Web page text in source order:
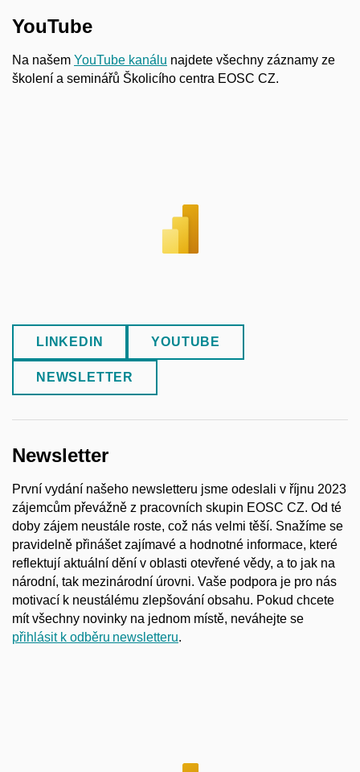
YouTube
Na našem YouTube kanálu najdete všechny záznamy ze
školení a seminářů Školicího centra EOSC CZ.
LINKEDIN YOUTUBE
NEWSLETTER
Newsletter
První vydání našeho newsletteru jsme odeslali v říjnu 2023
zájemcům převážně z pracovních skupin EOSC CZ. Od té
doby zájem neustále roste, což nás velmi těší. Snažíme se
pravidelně přinášet zajímavé a hodnotné informace, které
reflektují aktuální dění v oblasti otevřené vědy, a to jak na
národní, tak mezinárodní úrovni. Vaše podpora je pro nás
motivací k neustálému zlepšování obsahu. Pokud chcete
mít všechny novinky na jednom místě, neváhejte se
přihlásit k odběru newsletteru.